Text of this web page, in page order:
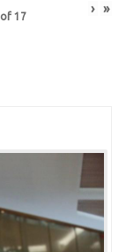
of 17 › »